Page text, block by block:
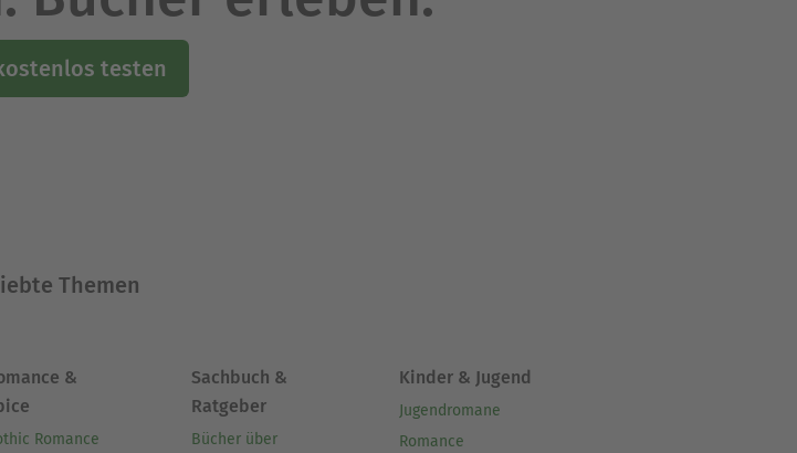
testen
Themen
&
Romance
Sachbuch &
Ratgeber
Bücher über
Kinder & Jugend
Jugendromane
Romance